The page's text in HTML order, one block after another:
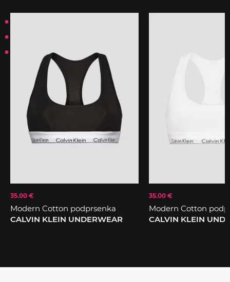
35.00 €
Modern Cotton podprsenka
CALVIN KLEIN UNDERWEAR
35.00 €
Modern Cotton
CALVIN KLEIN